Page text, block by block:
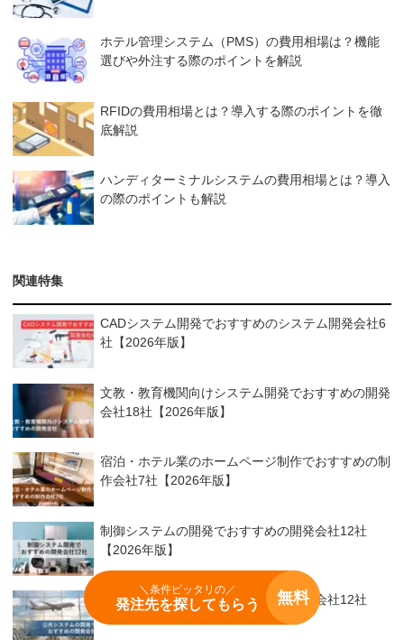
ホテル管理システム（PMS）の費用相場は？機能
選びや外注する際のポイントを解説
RFIDの費用相場とは？導入する際のポイントを徹
底解説
ハンディターミナルシステムの費用相場とは？導入
の際のポイントも解説
関連特集
CADシステム開発でおすすめのシステム開発会社6
社【2026年版】
文教・教育機関向けシステム開発でおすすめの開発
会社18社【2026年版】
宿泊・ホテル業のホームページ制作でおすすめの制
作会社7社【2026年版】
制御システムの開発でおすすめの開発会社12社
【2026年版】
公共システムの開発でおすすめの開発会社12社
＼条件ピッタリの／
発注先を探してもらう 無料